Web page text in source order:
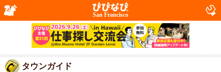
San Francisco
タウンガイド